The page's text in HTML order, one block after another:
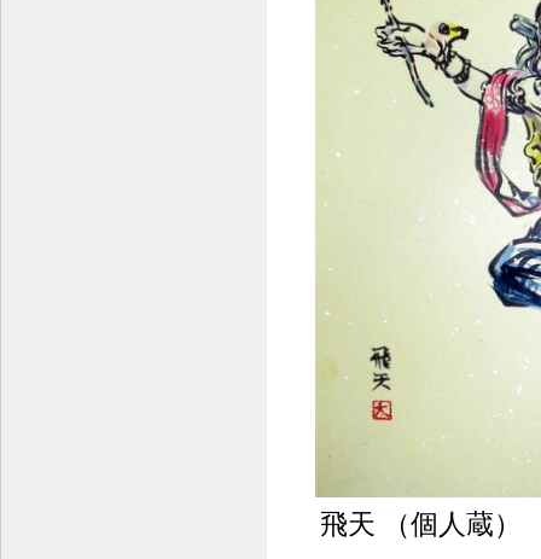
飛天 （個人蔵）